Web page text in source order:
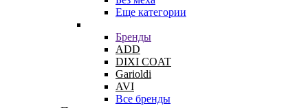
Еще категории
Бренды
ADD
DIXI COAT
Garioldi
AVI
Все бренды